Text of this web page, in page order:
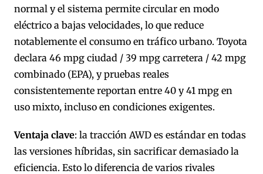
normal y el sistema permite circular en modo
eléctrico a bajas velocidades, lo que reduce
notablemente el consumo en tráfico urbano. Toyota
declara 46 mpg ciudad / 39 mpg carretera / 42 mpg
combinado (EPA), y pruebas reales
consistentemente reportan entre 40 y 41 mpg en
uso mixto, incluso en condiciones exigentes.
Ventaja clave: la tracción AWD es estándar en todas
las versiones híbridas, sin sacrificar demasiado la
eficiencia. Esto lo diferencia de varios rivales